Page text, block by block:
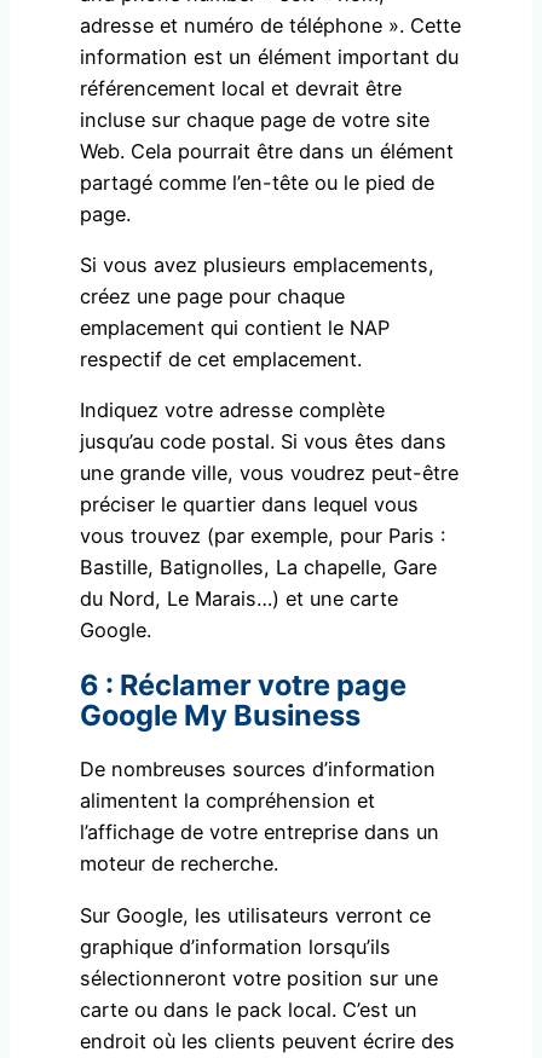
adresse et numéro de téléphone ». Cette
information est un élément important du
référencement local et devrait être
incluse sur chaque page de votre site
Web. Cela pourrait être dans un élément
partagé comme l’en-tête ou le pied de
page.
Si vous avez plusieurs emplacements,
créez une page pour chaque
emplacement qui contient le NAP
respectif de cet emplacement.
Indiquez votre adresse complète
jusqu’au code postal. Si vous êtes dans
une grande ville, vous voudrez peut-être
préciser le quartier dans lequel vous
vous trouvez (par exemple, pour Paris :
Bastille, Batignolles, La chapelle, Gare
du Nord, Le Marais…) et une carte
Google.
6 : Réclamer votre page
Google My Business
De nombreuses sources d’information
alimentent la compréhension et
l’affichage de votre entreprise dans un
moteur de recherche.
Sur Google, les utilisateurs verront ce
graphique d’information lorsqu’ils
sélectionneront votre position sur une
carte ou dans le pack local. C’est un
endroit où les clients peuvent écrire des